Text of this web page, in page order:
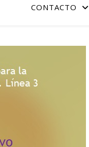
CONTACTO